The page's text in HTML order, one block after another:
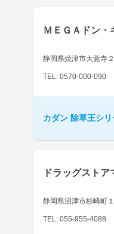
ＭＥＧＡドン
静岡県焼津市大覚寺
TEL: 0570-000-090
カダン 除草王シ
ドラッグスト
静岡県沼津市杉崎町
TEL: 055-955-4088